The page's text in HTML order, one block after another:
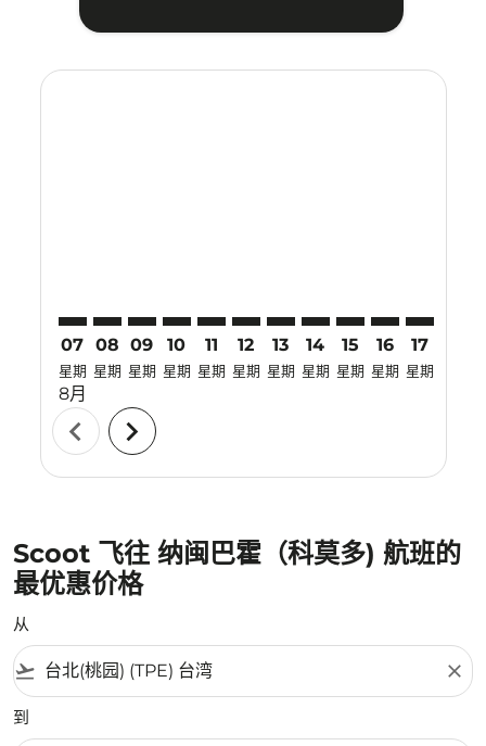
07
星期
8月
08
星期
09
星期
10
星期
11
星期
12
星期
13
星期
14
星期
15
星期
16
星期
17
星期
chevron_left chevron_right
Scoot 飞往 纳闽巴霍（科莫多) 航班的
最优惠价格
从
flight_takeoff close
到